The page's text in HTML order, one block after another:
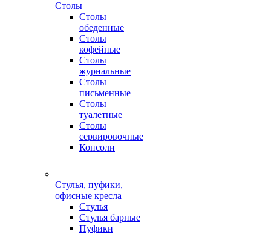
Столы
Столы
обеденные
Столы
кофейные
Столы
журнальные
Столы
письменные
Столы
туалетные
Столы
сервировочные
Консоли
Стулья, пуфики,
офисные кресла
Стулья
Стулья барные
Пуфики